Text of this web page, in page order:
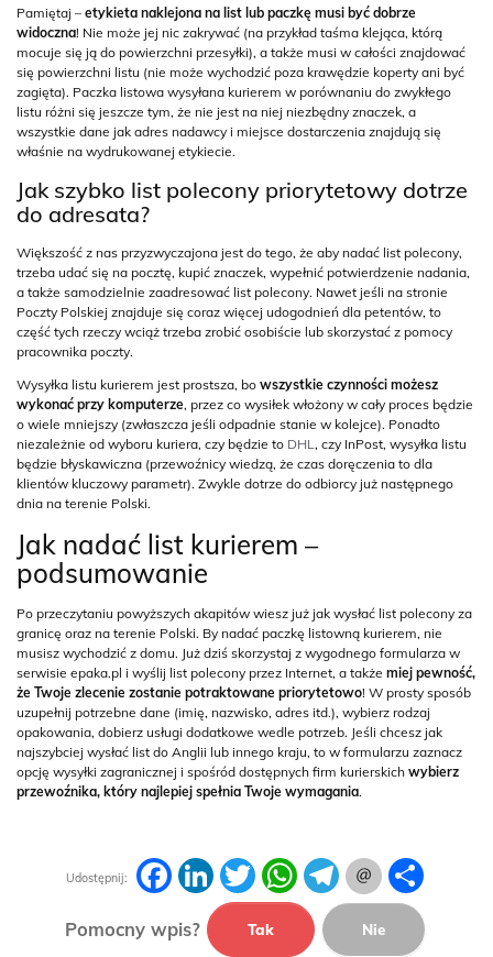
Pamiętaj – etykieta naklejona na list lub paczkę musi być dobrze
widoczna! Nie może jej nic zakrywać (na przykład taśma klejąca, którą
mocuje się ją do powierzchni przesyłki), a także musi w całości znajdować
się powierzchni listu (nie może wychodzić poza krawędzie koperty ani być
zagięta). Paczka listowa wysyłana kurierem w porównaniu do zwykłego
listu różni się jeszcze tym, że nie jest na niej niezbędny znaczek, a
wszystkie dane jak adres nadawcy i miejsce dostarczenia znajdują się
właśnie na wydrukowanej etykiecie.
Jak szybko list polecony priorytetowy dotrze
do adresata?
Większość z nas przyzwyczajona jest do tego, że aby nadać list polecony,
trzeba udać się na pocztę, kupić znaczek, wypełnić potwierdzenie nadania,
a także samodzielnie zaadresować list polecony. Nawet jeśli na stronie
Poczty Polskiej znajduje się coraz więcej udogodnień dla petentów, to
część tych rzeczy wciąż trzeba zrobić osobiście lub skorzystać z pomocy
pracownika poczty.
Wysyłka listu kurierem jest prostsza, bo wszystkie czynności możesz
wykonać przy komputerze, przez co wysiłek włożony w cały proces będzie
o wiele mniejszy (zwłaszcza jeśli odpadnie stanie w kolejce). Ponadto
niezależnie od wyboru kuriera, czy będzie to DHL, czy InPost, wysyłka listu
będzie błyskawiczna (przewoźnicy wiedzą, że czas doręczenia to dla
klientów kluczowy parametr). Zwykle dotrze do odbiorcy już następnego
dnia na terenie Polski.
Jak nadać list kurierem –
podsumowanie
Po przeczytaniu powyższych akapitów wiesz już jak wysłać list polecony za
granicę oraz na terenie Polski. By nadać paczkę listowną kurierem, nie
musisz wychodzić z domu. Już dziś skorzystaj z wygodnego formularza w
serwisie epaka.pl i wyślij list polecony przez Internet, a także miej pewność,
że Twoje zlecenie zostanie potraktowane priorytetowo! W prosty sposób
uzupełnij potrzebne dane (imię, nazwisko, adres itd.), wybierz rodzaj
opakowania, dobierz usługi dodatkowe wedle potrzeb. Jeśli chcesz jak
najszybciej wysłać list do Anglii lub innego kraju, to w formularzu zaznacz
opcję wysyłki zagranicznej i spośród dostępnych firm kurierskich wybierz
przewoźnika, który najlepiej spełnia Twoje wymagania.
Udostępnij:
FacebookLinkedInTwitter WhatsAppTelegram
Pomocny wpis? Tak Nie